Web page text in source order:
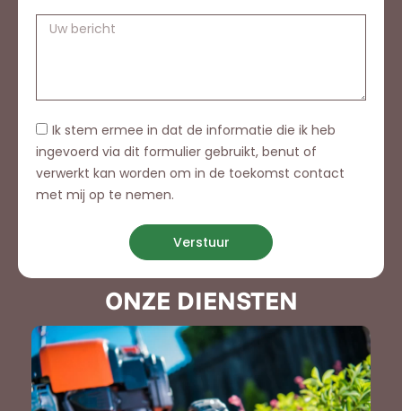
Ik stem ermee in dat de informatie die ik heb
ingevoerd via dit formulier gebruikt, benut of
verwerkt kan worden om in de toekomst contact
met mij op te nemen.
Verstuur
ONZE DIENSTEN